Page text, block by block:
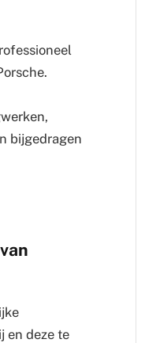
bijgedragen
en deze te